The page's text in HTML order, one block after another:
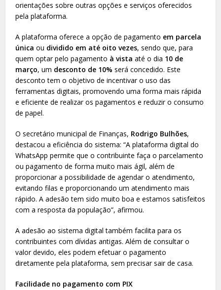
orientações sobre outras opções e serviços oferecidos
pela plataforma.
A plataforma oferece a opção de pagamento em parcela
única ou dividido em até oito vezes, sendo que, para
quem optar pelo pagamento à vista até o dia 10 de
março, um desconto de 10% será concedido. Este
desconto tem o objetivo de incentivar o uso das
ferramentas digitais, promovendo uma forma mais rápida
e eficiente de realizar os pagamentos e reduzir o consumo
de papel.
O secretário municipal de Finanças, Rodrigo Bulhões,
destacou a eficiência do sistema: “A plataforma digital do
WhatsApp permite que o contribuinte faça o parcelamento
ou pagamento de forma muito mais ágil, além de
proporcionar a possibilidade de agendar o atendimento,
evitando filas e proporcionando um atendimento mais
rápido. A adesão tem sido muito boa e estamos satisfeitos
com a resposta da população”, afirmou.
A adesão ao sistema digital também facilita para os
contribuintes com dívidas antigas. Além de consultar o
valor devido, eles podem efetuar o pagamento
diretamente pela plataforma, sem precisar sair de casa.
Facilidade no pagamento com PIX